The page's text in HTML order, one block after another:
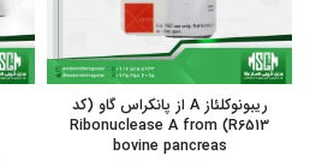
ریبونوکلئاز A از پانکراس گاو (کد
R6513) Ribonuclease A from
bovine pancreas